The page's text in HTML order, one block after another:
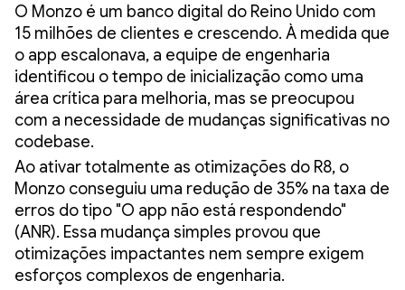
O Monzo é um banco digital do Reino Unido com
15 milhões de clientes e crescendo. À medida que
o app escalonava, a equipe de engenharia
identificou o tempo de inicialização como uma
área crítica para melhoria, mas se preocupou
com a necessidade de mudanças significativas no
codebase.
Ao ativar totalmente as otimizações do R8, o
Monzo conseguiu uma redução de 35% na taxa de
erros do tipo "O app não está respondendo"
(ANR). Essa mudança simples provou que
otimizações impactantes nem sempre exigem
esforços complexos de engenharia.